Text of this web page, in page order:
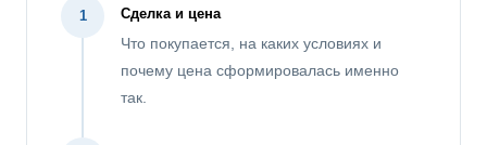
1 Сделка и цена
Что покупается, на каких условиях и
почему цена сформировалась именно
так.